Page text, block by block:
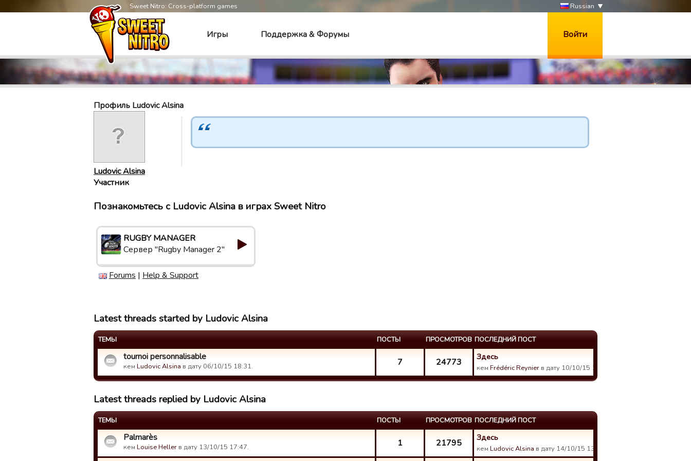
Sweet Nitro: Cross-platform games Russian
Игры Поддержка & Форумы Войти
Профиль Ludovic Alsina
Ludovic Alsina
Участник
Познакомьтесь с Ludovic Alsina в играх Sweet Nitro
RUGBY MANAGER
Сервер "Rugby Manager 2"
Forums | Help & Support
Latest threads started by Ludovic Alsina
ТЕМЫ ПОСТЫ ПРОСМОТРОВ ПОСЛЕДНИЙ ПОСТ
tournoi personnalisable
кем Ludovic Alsina в дату 06/10/15 18:31. 7 24773 Здесь
кем Frédéric Reynier в дату 10/10/15 12:22.
Latest threads replied by Ludovic Alsina
ТЕМЫ ПОСТЫ ПРОСМОТРОВ ПОСЛЕДНИЙ ПОСТ
Palmarès
кем Louise Heller в дату 13/10/15 17:47. 1 21795 Здесь
кем Ludovic Alsina в дату 14/10/15 13:39.